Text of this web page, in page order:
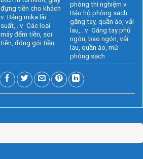
đựng tiền cho khách
v Bảng mika lãi
suất,.. v Các loại
máy đếm tiền, soi
tiền, đóng gói tiền
phòng thí nghiệm v
Bảo hộ phòng sạch:
găng tay, quần áo, vải
lau,.. v Găng tay phủ
ngón, bao ngón, vải
lau, quần áo, mũ
phòng sạch